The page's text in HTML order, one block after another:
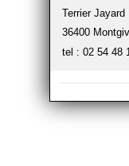
Terrier Jayard
36400
tel : 02 54 48